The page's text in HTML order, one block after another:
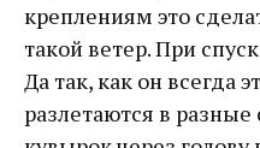
креплениям это
такой ветер. При
Да так, как он всегда
разлетаются в